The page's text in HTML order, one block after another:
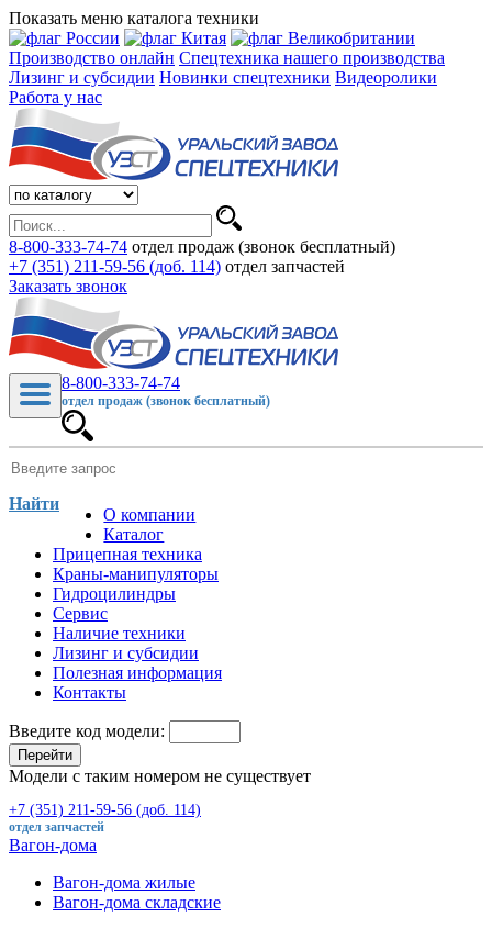
Показать меню каталога техники
Производство онлайн Спецтехника нашего производства
Лизинг и субсидии Новинки спецтехники Видеоролики
Работа у нас
8-800-333-74-74 отдел продаж (звонок бесплатный)
+7 (351) 211-59-56 (доб. 114) отдел запчастей
Заказать звонок
8-800-333-74-74
отдел продаж (звонок бесплатный)
Найти
О компании
Каталог
Прицепная техника
Краны-манипуляторы
Гидроцилиндры
Сервис
Наличие техники
Лизинг и субсидии
Полезная информация
Контакты
Введите код модели:
Перейти
Модели с таким номером не существует
+7 (351) 211-59-56 (доб. 114)
отдел запчастей
Вагон-дома
Вагон-дома жилые
Вагон-дома складские